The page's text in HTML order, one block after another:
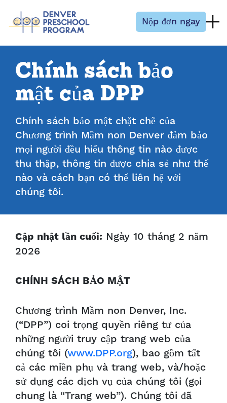
Nộp đơn ngay
Chính sách bảo
mật của DPP
Chính sách bảo mật chặt chẽ của
Chương trình Mầm non Denver đảm bảo
mọi người đều hiểu thông tin nào được
thu thập, thông tin được chia sẻ như thế
nào và cách bạn có thể liên hệ với
chúng tôi.
Cập nhật lần cuối: Ngày 10 tháng 2 năm
2026
CHÍNH SÁCH BẢO MẬT
Chương trình Mầm non Denver, Inc.
(“DPP”) coi trọng quyền riêng tư của
những người truy cập trang web của
chúng tôi (www.DPP.org), bao gồm tất
cả các miền phụ và trang web, và/hoặc
sử dụng các dịch vụ của chúng tôi (gọi
chung là “Trang web”). Chúng tôi đã